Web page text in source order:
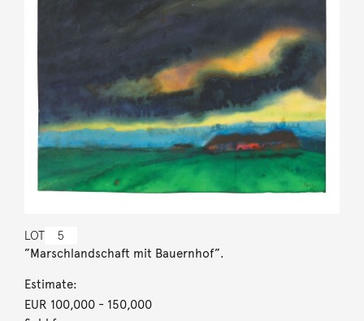
LOT 5
”Marschlandschaft mit Bauernhof”.
Estimate:
EUR 100,000- 150,000